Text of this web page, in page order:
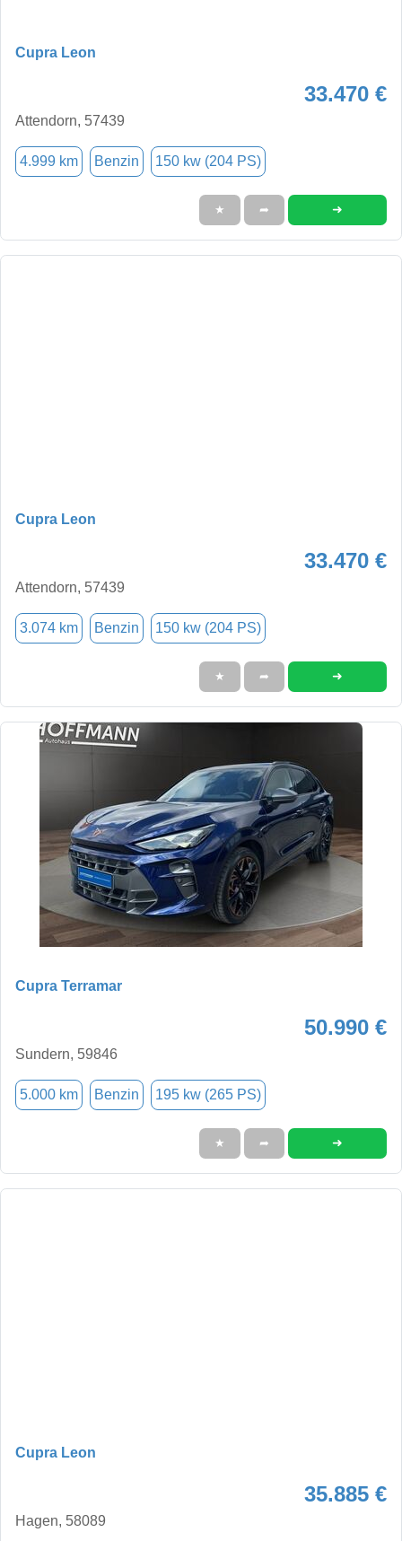
Cupra Leon
33.470 €
Attendorn, 57439
4.999 km Benzin 150 kw (204 PS)
★ ➦ ➜
Cupra Leon
33.470 €
Attendorn, 57439
3.074 km Benzin 150 kw (204 PS)
★ ➦ ➜
Cupra Terramar
50.990 €
Sundern, 59846
5.000 km Benzin 195 kw (265 PS)
★ ➦ ➜
Cupra Leon
35.885 €
Hagen, 58089